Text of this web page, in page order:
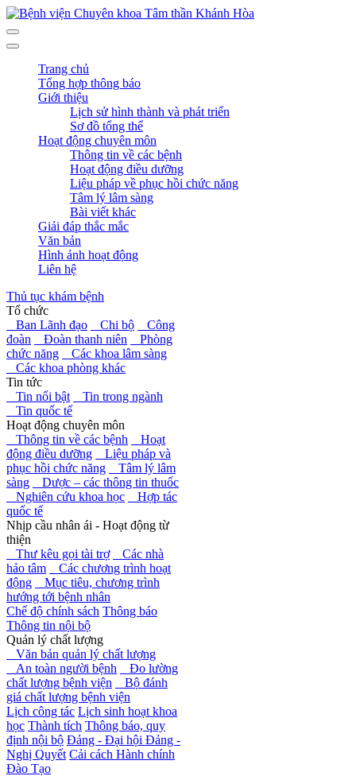
Trang chủ
Tổng hợp thông báo
Giới thiệu
Lịch sử hình thành và phát triển
Sơ đồ tổng thể
Hoạt động chuyên môn
Thông tin về các bệnh
Hoạt động điều dưỡng
Liệu pháp về phục hồi chức năng
Tâm lý lâm sàng
Bài viết khác
Giải đáp thắc mắc
Văn bản
Hình ảnh hoạt động
Liên hệ
Thủ tục khám bệnh
Tổ chức
Ban Lãnh đạo
Chi bộ
Công
đoàn
Đoàn thanh niên
Phòng
chức năng
Các khoa lâm sàng
Các khoa phòng khác
Tin tức
Tin nổi bật
Tin trong ngành
Tin quốc tế
Hoạt động chuyên môn
Thông tin về các bệnh
Hoạt
động điều dưỡng
Liệu pháp và
phục hồi chức năng
Tâm lý lâm
sàng
Dược – các thông tin thuốc
Nghiên cứu khoa học
Hợp tác
quốc tế
Nhịp cầu nhân ái - Hoạt động từ
thiện
Thư kêu gọi tài trợ
Các nhà
hảo tâm
Các chương trình hoạt
động
Mục tiêu, chương trình
hướng tới bệnh nhân
Chế độ chính sách Thông báo
Thông tin nội bộ
Quản lý chất lượng
Văn bản quản lý chất lượng
An toàn người bệnh
Đo lường
chất lượng bệnh viện
Bộ đánh
giá chất lượng bệnh viện
Lịch công tác Lịch sinh hoạt khoa
học Thành tích Thông báo, quy
định nội bộ Đảng - Đại hội Đảng -
Nghị Quyết Cải cách Hành chính
Đào Tạo